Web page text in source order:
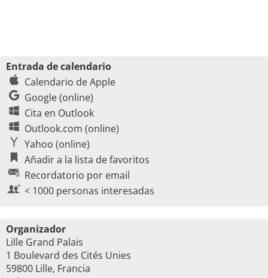
Entrada de calendario
Calendario de Apple
Google (online)
Cita en Outlook
Outlook.com (online)
Yahoo (online)
Añadir a la lista de favoritos
Recordatorio por email
< 1000 personas interesadas
Organizador
Lille Grand Palais
1 Boulevard des Cités Unies
59800 Lille, Francia